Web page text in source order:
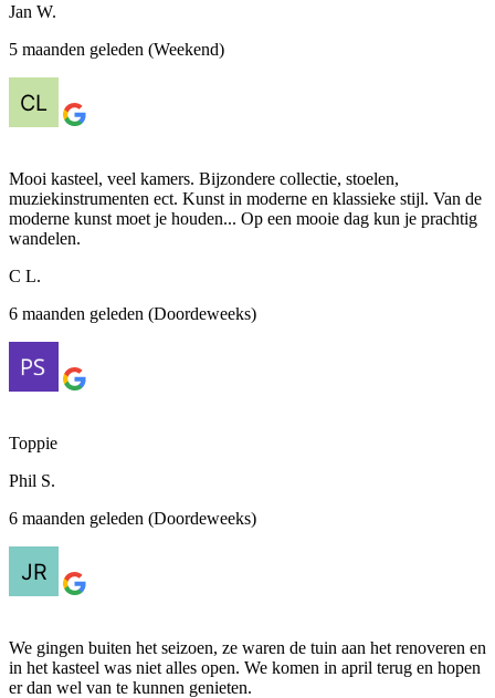
Jan W.
5 maanden geleden (Weekend)
Mooi kasteel, veel kamers. Bijzondere collectie, stoelen,
muziekinstrumenten ect. Kunst in moderne en klassieke stijl. Van de
moderne kunst moet je houden... Op een mooie dag kun je prachtig
wandelen.
C L.
6 maanden geleden (Doordeweeks)
Toppie
Phil S.
6 maanden geleden (Doordeweeks)
We gingen buiten het seizoen, ze waren de tuin aan het renoveren en
in het kasteel was niet alles open. We komen in april terug en hopen
er dan wel van te kunnen genieten.